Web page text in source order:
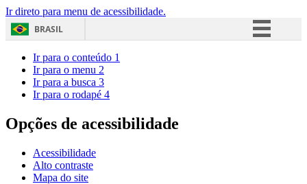
Ir direto para menu de acessibilidade.
BRASIL
Acesso à informação
Ir para o conteúdo 1
Ir para o menu 2
Ir para a busca 3
Ir para o rodapé 4
Opções de acessibilidade
Acessibilidade
Alto contraste
Mapa do site